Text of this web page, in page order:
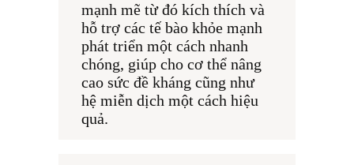
mạnh mẽ từ đó kích thích và
hỗ trợ các tế bào khỏe mạnh
phát triển một cách nhanh
chóng, giúp cho cơ thể nâng
cao sức đề kháng cũng như
hệ miễn dịch một cách hiệu
quả.